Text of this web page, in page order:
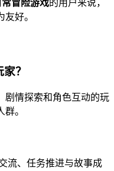
冒险游戏的用户来说，
好。
？
剧情探索和角色互动的玩
。
流、任务推进与故事成